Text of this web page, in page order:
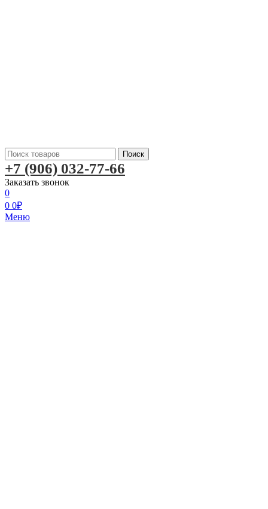
Поиск
+7 (906) 032-77-66
Заказать звонок
0
0 0₽
Меню